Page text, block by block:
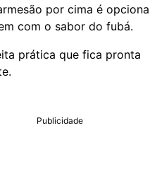
por cima é
com o sabor do fubá.
prática que fica pronta
Publicidade